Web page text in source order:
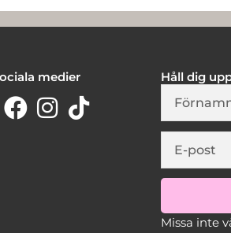
medier
Håll dig
post
Missa inte